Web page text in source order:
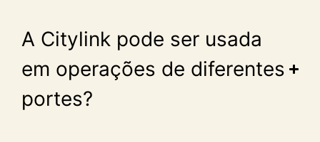
A Citylink pode ser usada
em operações de diferentes
portes?